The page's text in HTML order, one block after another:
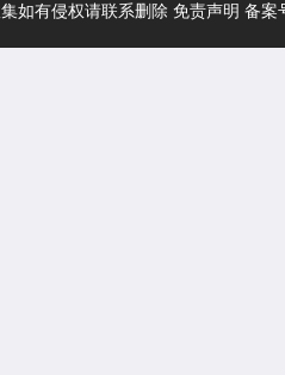
如有侵权请联系删除 免责声明 备案